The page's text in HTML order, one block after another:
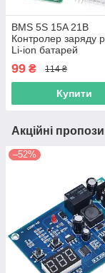
BMS 5S 15A 21В
Контролер заряду
Li-ion батарей
99 ₴ 114 ₴
Купити
Акційні
–52%